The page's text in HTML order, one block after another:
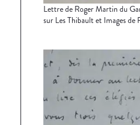
Lettre de Roger Martin du
sur Les Thibault et Images de